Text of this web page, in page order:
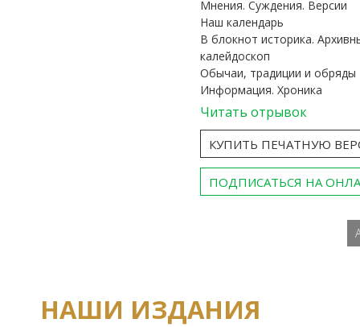
Мнения. Суждения. Версии
Наш календарь
В блокнот историка.
калейдоскоп
Обычаи, традиции и обряды
Информация. Хроника
Читать отрывок
КУПИТЬ ПЕЧАТНУЮ
ПОДПИСАТЬСЯ НА
НАШИ ИЗДАНИЯ